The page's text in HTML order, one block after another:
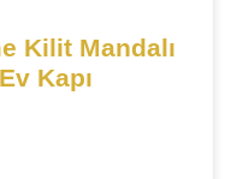
Kilit Mandalı
Kapı